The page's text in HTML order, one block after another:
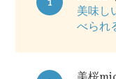
美味し
べら